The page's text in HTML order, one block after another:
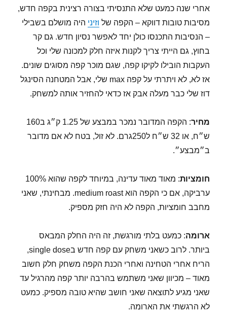
אחרי שנה כמעט שלא התנסיתי בצורה רצינית בקפה חדש,
מסיבות טובות דווקא – הקפה של וזיני היה מושלם בשבילי
– הנסיבות התכנסו כולן יחד לאפשר נסיון חדש. גם קר
בחוץ, גם הייתי צריך לקנות איזה חלק למכונה שלי וכל
העקבות הובילו לקיקו קפה, שגם מוכר קפה מסוגים שונים.
אז לא, לא ויתרתי על קפה max שלי, אבל המטחנה הסינגל
דוז שלי כבר מעלה אבק אז כדאי להחזיר אותה למשחק.
מחיר
: הקפה המדובר נמכר במבצע של 1.25 ק״ג ב160
ש״ח, או 32 ש״ח ל250גרם. לא זול, בטח לא אם מדובר
ב״מבצע״.
חומציות
: מאוד מאוד עדינה, במיוחד לקפה שהוא 100%
ערביקה, אם כי הקפה הוא medium roast. מבחינתי, שאני
מחבב חומציות, הקפה לא היה חזק מספיק.
ארומה: כמעט בלתי מורגשת, זה היה החלק המבאס
ביותר. לרוב כשאני משחק עם קפה חדש בsingle dose,
הריח אחרי הטחינה ואחרי הכנת הקפה משחק חלק חשוב
מאוד – מכיוון שאני משתמש בהרבה יותר קפה מהרגיל עד
שאני מגיע לתוצאה שאני חושב שהיא טובה מספיק. כמעט
לא הרגשתי את הארומה.